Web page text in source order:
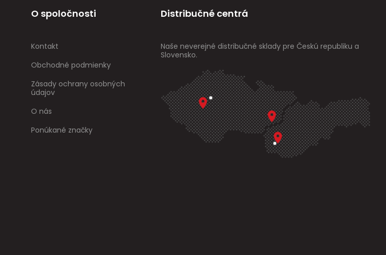
O spoločnosti
Kontakt
Obchodné podmienky
Zásady ochrany osobných
údajov
O nás
Ponúkané značky
Distribučné centrá
Naše neverejné distribučné sklady pre Českú republiku a
Slovensko.